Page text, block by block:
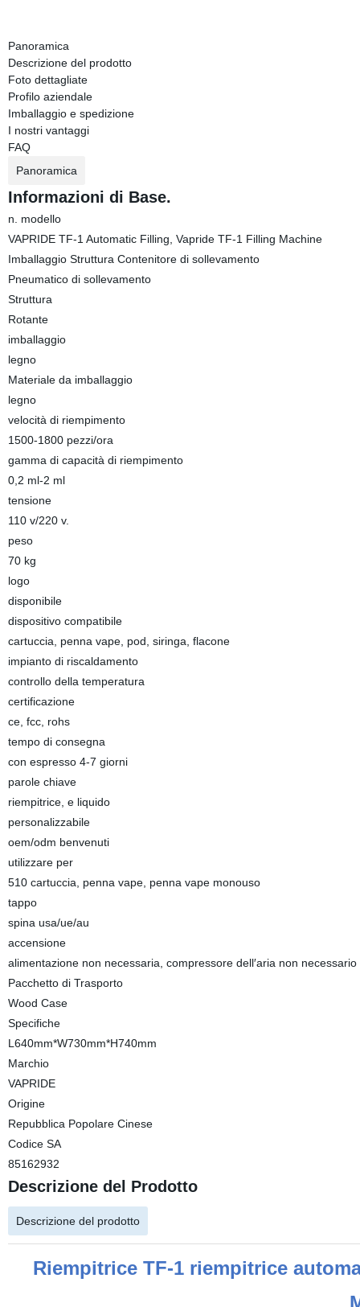
Panoramica
Descrizione del prodotto
Foto dettagliate
Profilo aziendale
Imballaggio e spedizione
I nostri vantaggi
FAQ
Panoramica
Informazioni di Base.
n. modello
VAPRIDE TF-1 Automatic Filling, Vapride TF-1 Filling Machine
Imballaggio Struttura Contenitore di sollevamento
Pneumatico di sollevamento
Struttura
Rotante
imballaggio
legno
Materiale da imballaggio
legno
velocità di riempimento
1500-1800 pezzi/ora
gamma di capacità di riempimento
0,2 ml-2 ml
tensione
110 v/220 v.
peso
70 kg
logo
disponibile
dispositivo compatibile
cartuccia, penna vape, pod, siringa, flacone
impianto di riscaldamento
controllo della temperatura
certificazione
ce, fcc, rohs
tempo di consegna
con espresso 4-7 giorni
parole chiave
riempitrice, e liquido
personalizzabile
oem/odm benvenuti
utilizzare per
510 cartuccia, penna vape, penna vape monouso
tappo
spina usa/ue/au
accensione
alimentazione non necessaria, compressore dell′aria non necessario
Pacchetto di Trasporto
Wood Case
Specifiche
L640mm*W730mm*H740mm
Marchio
VAPRIDE
Origine
Repubblica Popolare Cinese
Codice SA
85162932
Descrizione del Prodotto
Descrizione del prodotto
Riempitrice TF-1 riempitrice